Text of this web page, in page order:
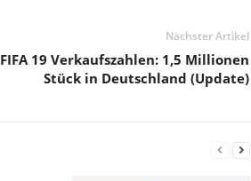
Nächster Artikel
FIFA 19 Verkaufszahlen: 1,5 Millionen
Stück in Deutschland (Update)